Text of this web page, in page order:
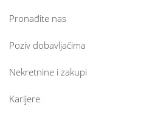
Pronađite nas
Poziv dobavljačima
Nekretnine i zakupi
Karijere